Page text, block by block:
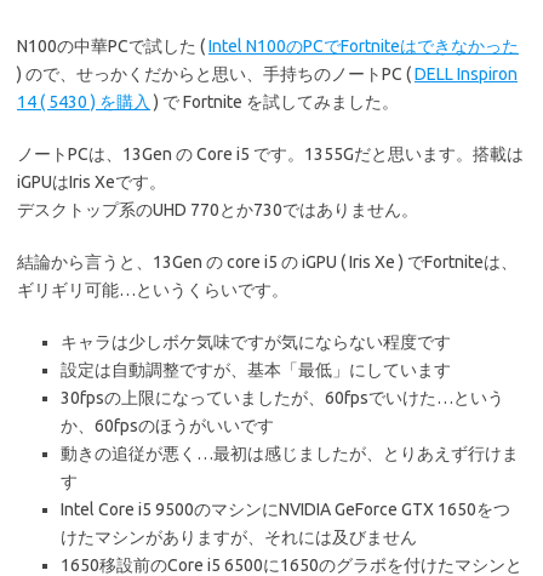
N100の中華PCで試した (Intel N100のPCでFortniteはできなかった
) ので、せっかくだからと思い、手持ちのノートPC (DELL Inspiron
14 ( 5430 ) を購入 ) で Fortnite を試してみました。
ノートPCは、13Gen の Core i5 です。1355Gだと思います。搭載は
iGPUはIris Xeです。
デスクトップ系のUHD 770とか730ではありません。
結論から言うと、13Gen の core i5 の iGPU ( Iris Xe ) でFortniteは、
ギリギリ可能…というくらいです。
キャラは少しボケ気味ですが気にならない程度です
設定は自動調整ですが、基本「最低」にしています
30fpsの上限になっていましたが、60fpsでいけた…という
か、60fpsのほうがいいです
動きの追従が悪く…最初は感じましたが、とりあえず行けま
す
Intel Core i5 9500のマシンにNVIDIA GeForce GTX 1650をつ
けたマシンがありますが、それには及びません
1650移設前のCore i5 6500に1650のグラボを付けたマシンと